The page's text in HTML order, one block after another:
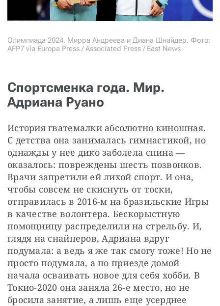
Олимпиада 2024. Мирра Андреева и Диана Шнайдер. Фото:
AFP7 vía Europa Press / Associated Press / East News
Спортсменка года. Мир.
Адриана Руано
История гватемалки абсолютно киношная.
С детства она занималась гимнастикой, но
однажды у нее дико заболела спина —
оказалось: повреждены шесть позвонков.
Врачи запретили ей лихой спорт. И она,
чтобы совсем не скиснуть от тоски,
отправилась в 2016-м на бразильские Игры
в качестве волонтера. Бескорыстную
помощницу распределили на стрельбу. И,
глядя на снайперов, Адриана вдруг
подумала: а ведь я же так смогу тоже! Но не
просто подумала, а по приезде домой
начала осваивать новое для себя хобби. В
Токио-2020 она заняла 26-е место, но не
бросила занятие, а лишь еще усерднее